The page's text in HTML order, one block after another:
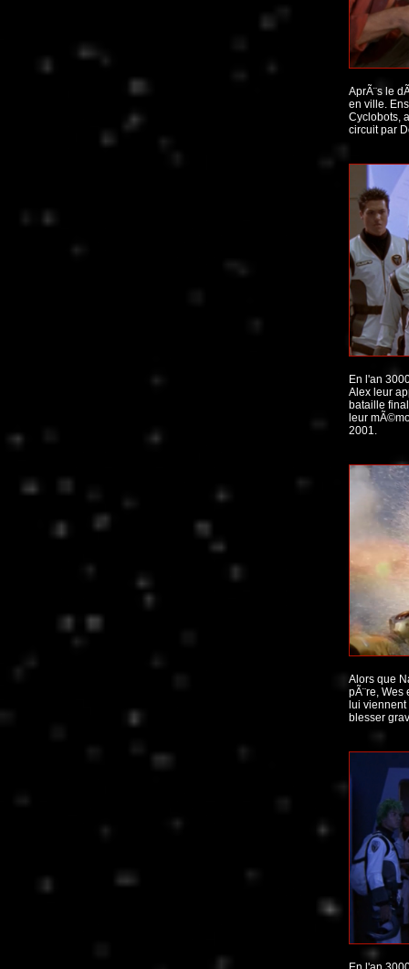
AprÃ¨s le
en ville.
Cyclobots,
circuit par
En l'an
Alex leur
bataille
leur
2001.
Alors que
pÃ¨re,
lui
blesser